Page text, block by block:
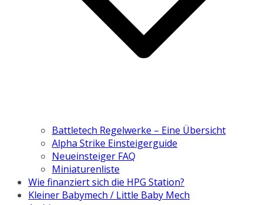
Battletech Regelwerke – Eine Übersicht
Alpha Strike Einsteigerguide
Neueinsteiger FAQ
Miniaturenliste
Wie finanziert sich die HPG Station?
Kleiner Babymech / Little Baby Mech